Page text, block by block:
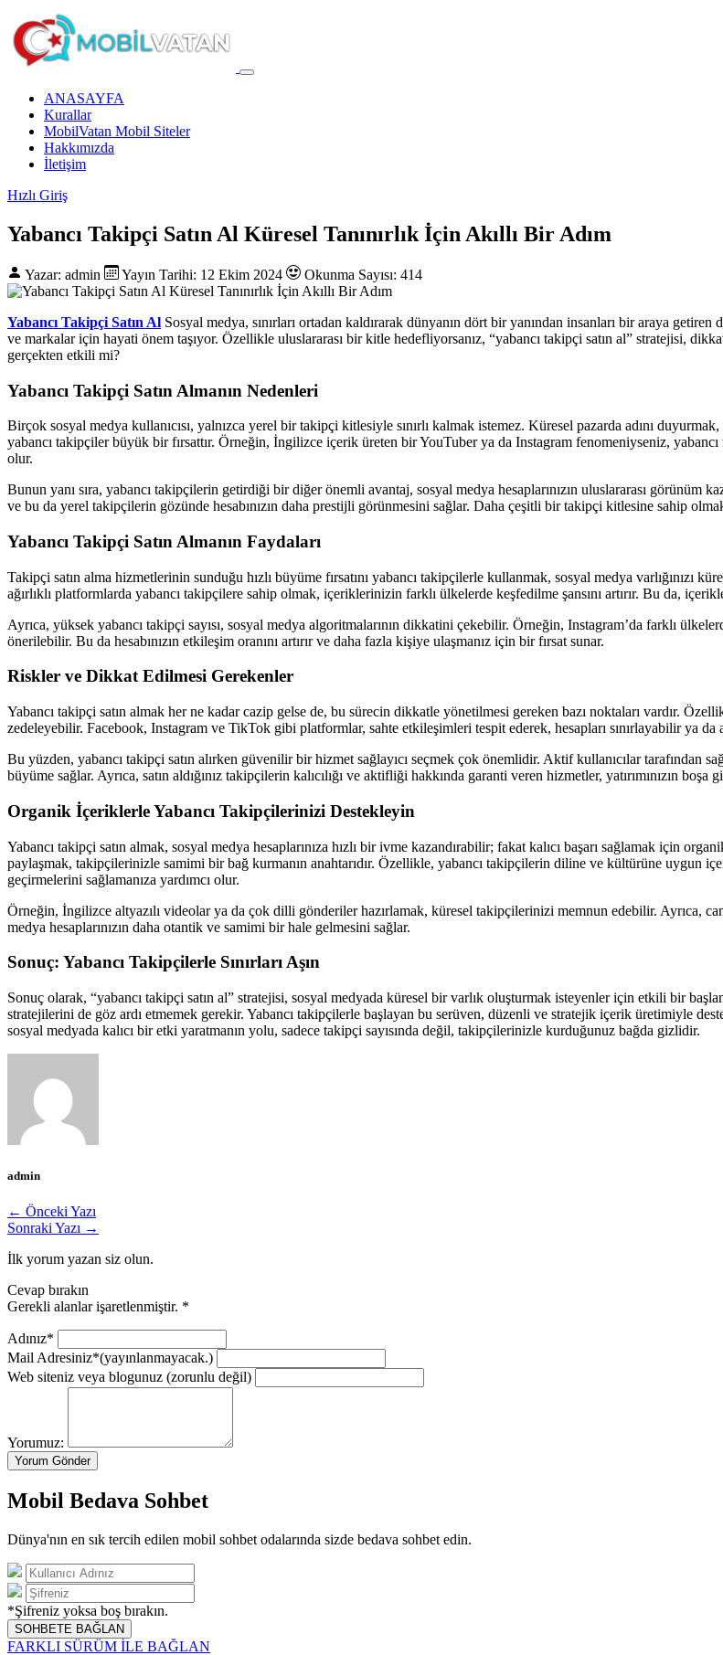
ANASAYFA
Kurallar
MobilVatan Mobil Siteler
Hakkımızda
İletişim
Hızlı Giriş
Yabancı Takipçi Satın Al Küresel Tanınırlık İçin Akıllı Bir Adım
Yazar: admin Yayın Tarihi: 12 Ekim 2024 Okunma Sayısı: 414
Yabancı Takipçi Satın Al Sosyal medya, sınırları ortadan kaldırarak dünyanın dört bir yanından insanları bir araya
ve markalar için hayati önem taşıyor. Özellikle uluslararası bir kitle hedefliyorsanız, “yabancı takipçi satın al” stratejisi,
gerçekten etkili mi?
Yabancı Takipçi Satın Almanın Nedenleri
Birçok sosyal medya kullanıcısı, yalnızca yerel bir takipçi kitlesiyle sınırlı kalmak istemez. Küresel pazarda adını
yabancı takipçiler büyük bir fırsattır. Örneğin, İngilizce içerik üreten bir YouTuber ya da Instagram fenomeniyseniz,
olur.
Bunun yanı sıra, yabancı takipçilerin getirdiği bir diğer önemli avantaj, sosyal medya hesaplarınızın uluslararası görünüm
ve bu da yerel takipçilerin gözünde hesabınızın daha prestijli görünmesini sağlar. Daha çeşitli bir takipçi kitlesine sahip
Yabancı Takipçi Satın Almanın Faydaları
Takipçi satın alma hizmetlerinin sunduğu hızlı büyüme fırsatını yabancı takipçilerle kullanmak, sosyal medya varlığınızı
ağırlıklı platformlarda yabancı takipçilere sahip olmak, içeriklerinizin farklı ülkelerde keşfedilme şansını artırır. Bu da,
Ayrıca, yüksek yabancı takipçi sayısı, sosyal medya algoritmalarının dikkatini çekebilir. Örneğin, Instagram’da farklı
önerilebilir. Bu da hesabınızın etkileşim oranını artırır ve daha fazla kişiye ulaşmanız için bir fırsat sunar.
Riskler ve Dikkat Edilmesi Gerekenler
Yabancı takipçi satın almak her ne kadar cazip gelse de, bu sürecin dikkatle yönetilmesi gereken bazı noktaları vardır.
zedeleyebilir. Facebook, Instagram ve TikTok gibi platformlar, sahte etkileşimleri tespit ederek, hesapları sınırlayabilir ya da
Bu yüzden, yabancı takipçi satın alırken güvenilir bir hizmet sağlayıcı seçmek çok önemlidir. Aktif kullanıcılar tarafından
büyüme sağlar. Ayrıca, satın aldığınız takipçilerin kalıcılığı ve aktifliği hakkında garanti veren hizmetler, yatırımınızın boşa
Organik İçeriklerle Yabancı Takipçilerinizi Destekleyin
Yabancı takipçi satın almak, sosyal medya hesaplarınıza hızlı bir ivme kazandırabilir; fakat kalıcı başarı sağlamak için
paylaşmak, takipçilerinizle samimi bir bağ kurmanın anahtarıdır. Özellikle, yabancı takipçilerin diline ve kültürüne uygun
geçirmelerini sağlamanıza yardımcı olur.
Örneğin, İngilizce altyazılı videolar ya da çok dilli gönderiler hazırlamak, küresel takipçilerinizi memnun edebilir. Ayrıca,
medya hesaplarınızın daha otantik ve samimi bir hale gelmesini sağlar.
Sonuç: Yabancı Takipçilerle Sınırları Aşın
Sonuç olarak, “yabancı takipçi satın al” stratejisi, sosyal medyada küresel bir varlık oluşturmak isteyenler için etkili bir
stratejilerini de göz ardı etmemek gerekir. Yabancı takipçilerle başlayan bu serüven, düzenli ve stratejik içerik üretimiyle
sosyal medyada kalıcı bir etki yaratmanın yolu, sadece takipçi sayısında değil, takipçilerinizle kurduğunuz bağda gizlidir.
admin
← Önceki Yazı
Sonraki Yazı →
İlk yorum yazan siz olun.
Cevap bırakın
Gerekli alanlar işaretlenmiştir. *
Adınız*
Mail Adresiniz*(yayınlanmayacak.)
Web siteniz veya blogunuz (zorunlu değil)
Yorumuz:
Mobil Bedava Sohbet
Dünya'nın en sık tercih edilen mobil sohbet odalarında sizde bedava sohbet edin.
*Şifreniz yoksa boş bırakın.
SOHBETE BAĞLAN
FARKLI SÜRÜM İLE BAĞLAN